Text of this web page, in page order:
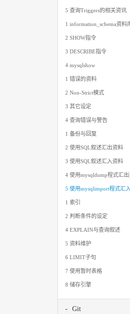
5 查询Triggers的相关资讯
1 information_schema资料
2 SHOW指令
3 DESCRIBE指令
4 mysqlshow
1 错误的资料
2 Non-Strict模式
3 其它设定
4 查询错误与警告
1 备份与回复
2 使用SQL叙述汇出资料
3 使用SQL叙述汇入资料
4 使用mysqldump程式汇
5 使用mysqlimport程式汇
1 索引
2 判断条件的设定
4 EXPLAIN与查询叙述
5 资料维护
6 LIMIT子句
7 使用暂时表格
8 储存引擎
Git